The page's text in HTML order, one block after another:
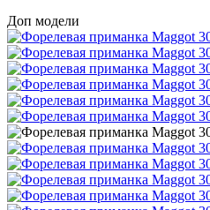
Доп модели